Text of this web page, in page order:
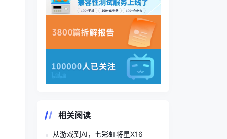
相关阅读
从游戏到AI，七彩虹将星X16